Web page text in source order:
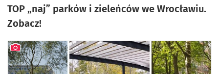
TOP „naj” parków i zieleńców we Wrocławiu.
Zobacz!